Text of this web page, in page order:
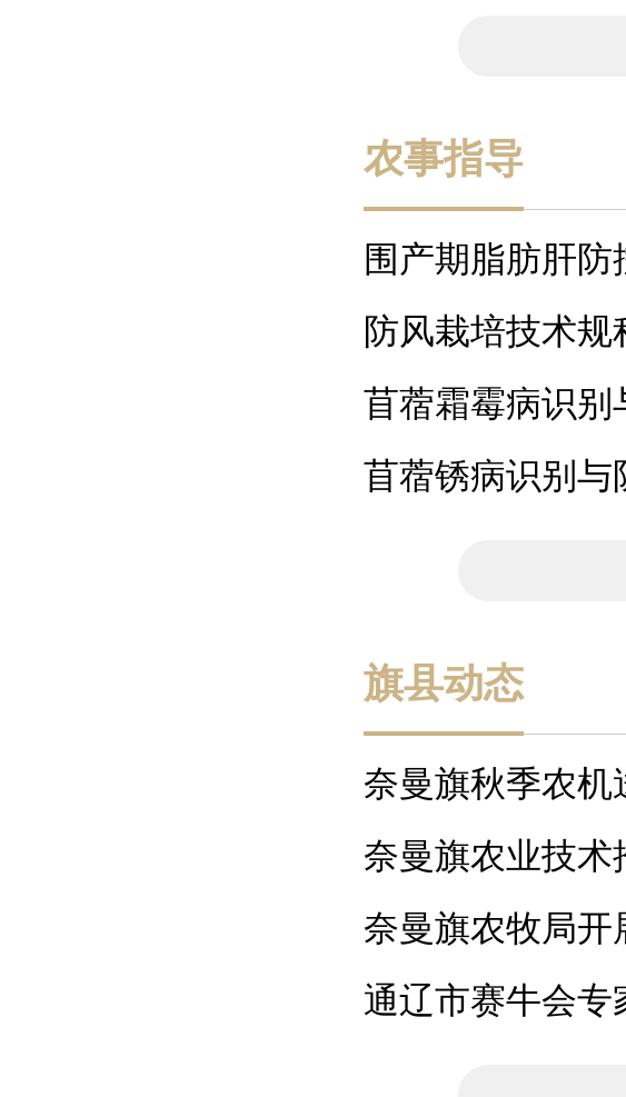
农事指导
围产期脂肪肝
病防控探析
防风栽培技术规
苜蓿霜霉病识别
苜蓿锈病识别与
旗县动态
奈曼旗秋季农机
署为期三月...
奈曼旗农业技术
展沼气安全...
奈曼旗农牧局开
企业的认定...
通辽市赛牛会专